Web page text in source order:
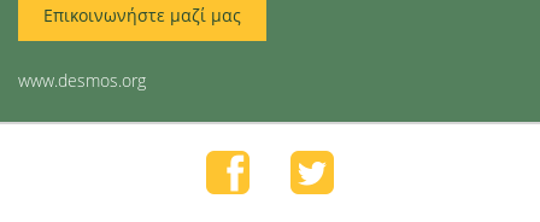
Επικοινωνήστε μαζί μας
www.desmos.org